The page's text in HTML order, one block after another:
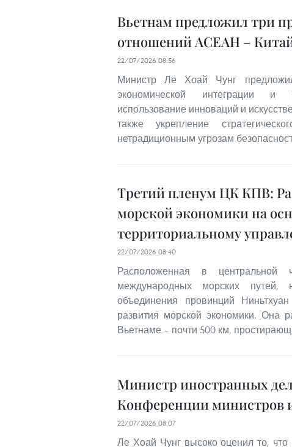
Вьетнам предложил три
отношений АСЕАН –
22/07/2026 08:56
Министр Ле Хоай Чунг предложил
экономической интеграции и
использование инноваций и
также укрепление
нетрадиционным угрозам
Третий пленум ЦК КПВ:
морской экономики на
территориальному
22/07/2026 08:40
Расположенная в центральной
международных морских путей,
объединения провинций
развития морской экономики. Она
Вьетнаме – почти 500 км,
Министр иностранных
Конференции министров
22/07/2026 08:07
Ле Хоай Чунг высоко оценил то,